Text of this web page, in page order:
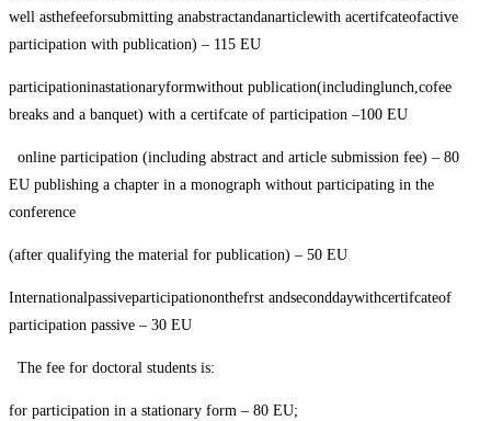
well asthefeeforsubmitting anabstractandanarticlewith acertifcateofactive
participation with publication) – 115 EU
participationinastationaryformwithout publication(includinglunch,cofee
breaks and a banquet) with a certifcate of participation –100 EU
online participation (including abstract and article submission fee) – 80
EU publishing a chapter in a monograph without participating in the
conference
(after qualifying the material for publication) – 50 EU
Internationalpassiveparticipationonthefrst andseconddaywithcertifcateof
participation passive – 30 EU
The fee for doctoral students is:
for participation in a stationary form – 80 EU;